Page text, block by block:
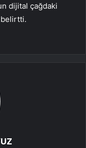
dijital çağdaki
belirtti.